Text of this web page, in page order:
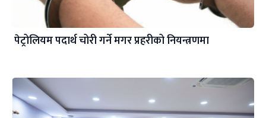
पेट्रोलियम पदार्थ चोरी गर्ने मगर प्रहरीको नियन्त्रणमा